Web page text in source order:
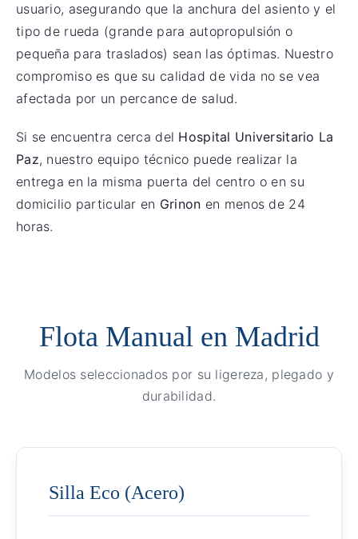
usuario, asegurando que la anchura del asiento y el
tipo de rueda (grande para autopropulsión o
pequeña para traslados) sean las óptimas. Nuestro
compromiso es que su calidad de vida no se vea
afectada por un percance de salud.
Si se encuentra cerca del Hospital Universitario La
Paz, nuestro equipo técnico puede realizar la
entrega en la misma puerta del centro o en su
domicilio particular en Grinon en menos de 24
horas.
Flota Manual en Madrid
Modelos seleccionados por su ligereza, plegado y
durabilidad.
Silla Eco (Acero)